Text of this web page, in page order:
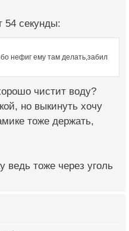
54 секунды:
нефиг ему там делать,забил
чистит воду?
но выкинуть хочу
тоже держать,
ведь тоже через уголь